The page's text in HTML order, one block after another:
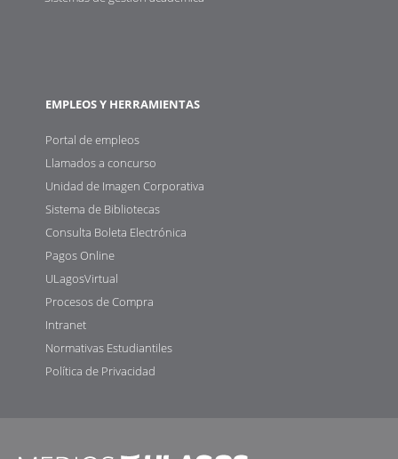
EMPLEOS Y HERRAMIENTAS
Portal de empleos
Llamados a concurso
Unidad de Imagen Corporativa
Sistema de Bibliotecas
Consulta Boleta Electrónica
Pagos Online
ULagosVirtual
Procesos de Compra
Intranet
Normativas Estudiantiles
Política de Privacidad